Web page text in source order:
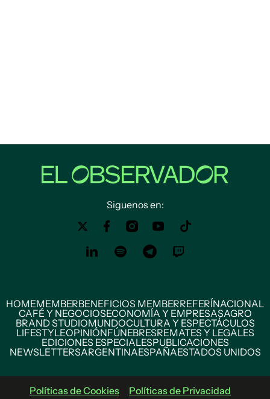
Siguenos en:
HOMEMEMBERBENEFICIOS MEMBERREFERÍNACIONAL
CAFÉ Y NEGOCIOSECONOMÍA Y EMPRESASAGRO
BRAND STUDIOMUNDOCULTURA Y ESPECTÁCULOS
LIFESTYLEOPINIÓNFÚNEBRESREMATES Y LEGALES
EDICIONES ESPECIALESPUBLICACIONES
NEWSLETTERSARGENTINAESPAÑAESTADOS UNIDOS
Políticas de Cookies Políticas de Privacidad